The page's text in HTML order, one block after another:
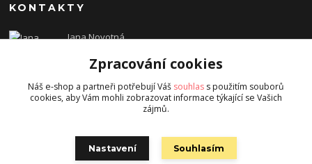
KONTAKTY
Jana Novotná
dzejn.n@email.cz
Zpracování cookies
Náš e-shop a partneři potřebují Váš souhlas s použitím souborů
cookies, aby Vám mohli zobrazovat informace týkající se Vašich
zájmů.
Nastavení Souhlasím